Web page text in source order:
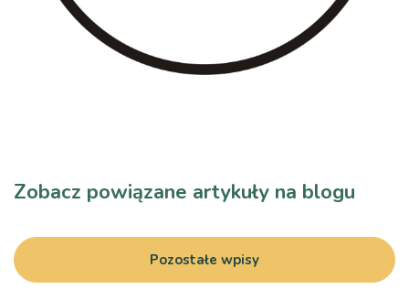
Zobacz powiązane artykuły na blogu
Pozostałe wpisy